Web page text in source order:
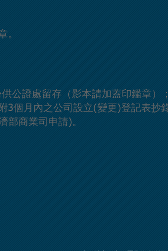
。
公證處留存（影本請加蓋印鑑章）；
3個月內之公司設立(變更)登記表抄
部商業司申請)。